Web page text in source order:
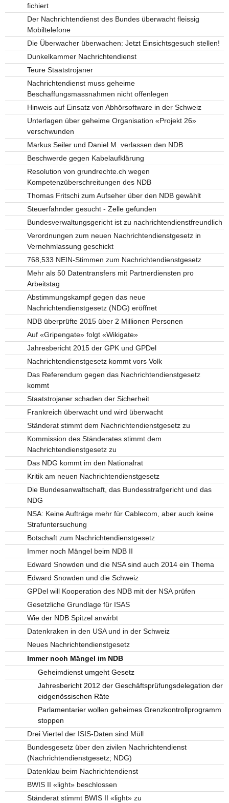
fichiert
Der Nachrichtendienst des Bundes überwacht fleissig
Mobiltelefone
Die Überwacher überwachen: Jetzt Einsichtsgesuch stellen!
Dunkelkammer Nachrichtendienst
Teure Staatstrojaner
Nachrichtendienst muss geheime
Beschaffungsmassnahmen nicht offenlegen
Hinweis auf Einsatz von Abhörsoftware in der Schweiz
Unterlagen über geheime Organisation «Projekt 26»
verschwunden
Markus Seiler und Daniel M. verlassen den NDB
Beschwerde gegen Kabelaufklärung
Resolution von grundrechte.ch wegen
Kompetenzüberschreitungen des NDB
Thomas Fritschi zum Aufseher über den NDB gewählt
Steuerfahnder gesucht - Zelle gefunden
Bundesverwaltungsgericht ist zu nachrichtendienstfreundlich
Verordnungen zum neuen Nachrichtendienstgesetz in
Vernehmlassung geschickt
768,533 NEIN-Stimmen zum Nachrichtendienstgesetz
Mehr als 50 Datentransfers mit Partnerdiensten pro
Arbeitstag
Abstimmungskampf gegen das neue
Nachrichtendienstgesetz (NDG) eröffnet
NDB überprüfte 2015 über 2 Millionen Personen
Auf «Gripengate» folgt «Wikigate»
Jahresbericht 2015 der GPK und GPDel
Nachrichtendienstgesetz kommt vors Volk
Das Referendum gegen das Nachrichtendienstgesetz
kommt
Staatstrojaner schaden der Sicherheit
Frankreich überwacht und wird überwacht
Ständerat stimmt dem Nachrichtendienstgesetz zu
Kommission des Ständerates stimmt dem
Nachrichtendienstgesetz zu
Das NDG kommt im den Nationalrat
Kritik am neuen Nachrichtendienstgesetz
Die Bundesanwaltschaft, das Bundesstrafgericht und das
NDG
NSA: Keine Aufträge mehr für Cablecom, aber auch keine
Strafuntersuchung
Botschaft zum Nachrichtendienstgesetz
Immer noch Mängel beim NDB II
Edward Snowden und die NSA sind auch 2014 ein Thema
Edward Snowden und die Schweiz
GPDel will Kooperation des NDB mit der NSA prüfen
Gesetzliche Grundlage für ISAS
Wie der NDB Spitzel anwirbt
Datenkraken in den USA und in der Schweiz
Neues Nachrichtendienstgesetz
Immer noch Mängel im NDB
Geheimdienst umgeht Gesetz
Jahresbericht 2012 der Geschäftsprüfungsdelegation der
eidgenössischen Räte
Parlamentarier wollen geheimes Grenzkontrollprogramm
stoppen
Drei Viertel der ISIS-Daten sind Müll
Bundesgesetz über den zivilen Nachrichtendienst
(Nachrichtendienstgesetz; NDG)
Datenklau beim Nachrichtendienst
BWIS II «light» beschlossen
Ständerat stimmt BWIS II «light» zu